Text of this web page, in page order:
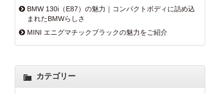
BMW 130i（E87）の魅力｜コンパクトボディに詰め込
まれたBMWらしさ
MINI エニグマチックブラックの魅力をご紹介
カテゴリー